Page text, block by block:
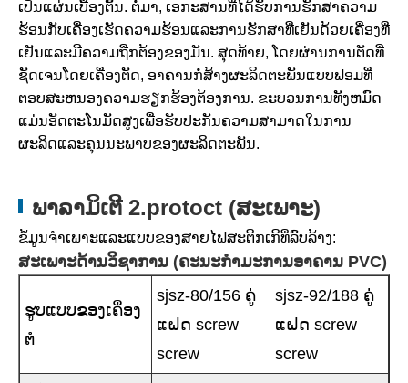
ເປັນແຜ່ນເບື້ອງຕົ້ນ. ຕໍ່ມາ, ເອກະສານທີ່ໄດ້ຮັບການຮັກສາຄວາມ
ຮ້ອນກັບເຄື່ອງເຮັດຄວາມຮ້ອນແລະການຮັກສາທີ່ເຢັນດ້ວຍເຄື່ອງທີ່
ເຢັນແລະມີຄວາມຖືກຕ້ອງຂອງມັນ. ສຸດທ້າຍ, ໂດຍຜ່ານການຕັດທີ່
ຊັດເຈນໂດຍເຄື່ອງຕັດ, ອາຄານກໍ່ສ້າງຜະລິດຕະພັນແບບຟອມທີ່
ຕອບສະຫນອງຄວາມຮຽກຮ້ອງຕ້ອງການ. ຂະບວນການທັງຫມົດ
ແມ່ນອັດຕະໂນມັດສູງເພື່ອຮັບປະກັນຄວາມສາມາດໃນການ
ຜະລິດແລະຄຸນນະພາບຂອງຜະລິດຕະພັນ.
ພາລາມິເຕີ 2.protoct (ສະເພາະ)
ຂໍ້ມູນຈໍາເພາະແລະແບບຂອງສາຍໄຟສະຕິກເກີທີ່ລົບລ້າງ:
ສະເພາະດ້ານວິຊາການ (ຄະນະກໍາມະການອາຄານ PVC)
ຮູບແບບຂອງເຄື່ອງ
ຕໍ
sjsz-80/156 ຄູ່
ແຝດ screw
screw
sjsz-92/188 ຄູ່
ແຝດ screw
screw